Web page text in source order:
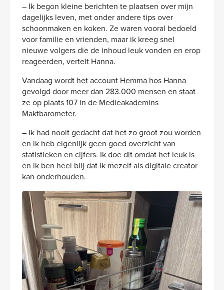
– Ik begon kleine berichten te plaatsen over mijn
dagelijks leven, met onder andere tips over
schoonmaken en koken. Ze waren vooral bedoeld
voor familie en vrienden, maar ik kreeg snel
nieuwe volgers die de inhoud leuk vonden en erop
reageerden, vertelt Hanna.
Vandaag wordt het account Hemma hos Hanna
gevolgd door meer dan 283.000 mensen en staat
ze op plaats 107 in de Medieakademins
Maktbarometer.
– Ik had nooit gedacht dat het zo groot zou worden
en ik heb eigenlijk geen goed overzicht van
statistieken en cijfers. Ik doe dit omdat het leuk is
en ik ben heel blij dat ik mezelf als digitale creator
kan onderhouden.